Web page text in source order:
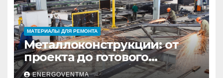
МАТЕРИАЛЫ ДЛЯ РЕМОНТА
Металлоконструкции: от
проекта до готового
изделия – полный
ENERGOVENTMA